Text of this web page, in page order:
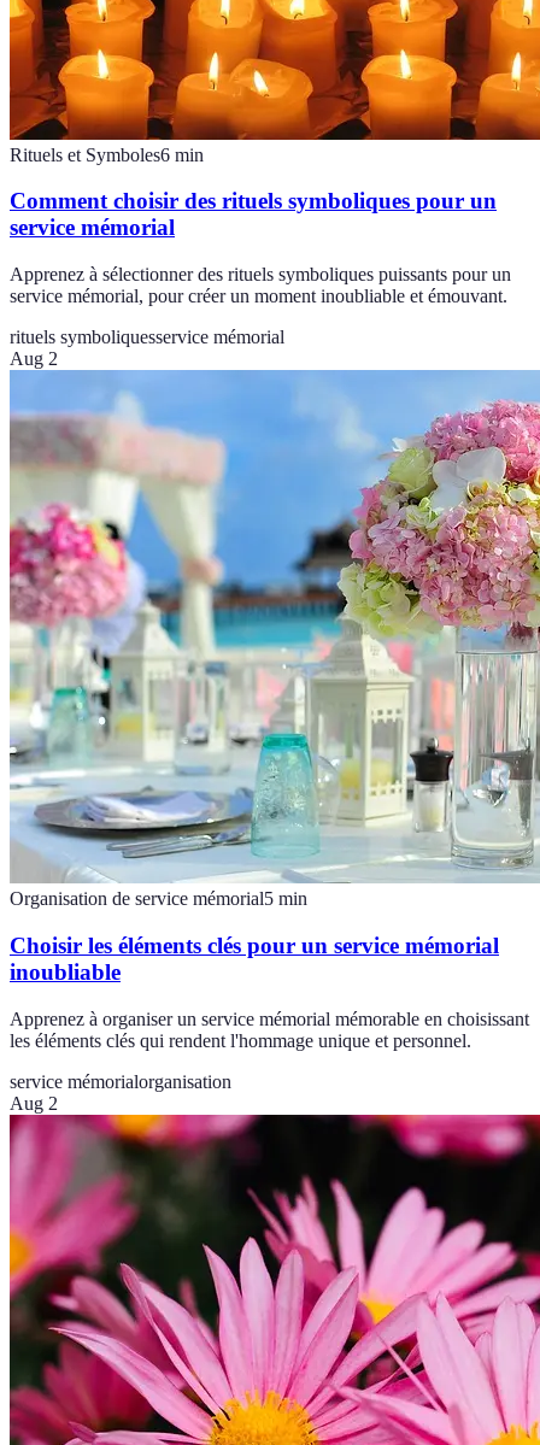
Rituels et Symboles6 min
Comment choisir des rituels symboliques pour un
service mémorial
Apprenez à sélectionner des rituels symboliques puissants pour un
service mémorial, pour créer un moment inoubliable et émouvant.
rituels symboliquesservice mémorial
Aug 2
Organisation de service mémorial5 min
Choisir les éléments clés pour un service mémorial
inoubliable
Apprenez à organiser un service mémorial mémorable en choisissant
les éléments clés qui rendent l'hommage unique et personnel.
service mémorialorganisation
Aug 2